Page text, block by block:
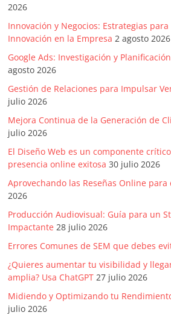
Mercadeo
en
Colombia
|
Revistas
de
Actualidad
en
Colombia
Revista
2026
Innovación y Negocios: Estrategias
Innovación en la Empresa 2 agosto 2026
Google Ads: Investigación y
agosto 2026
Gestión de Relaciones para Impulsar
julio 2026
Mejora Continua de la Generación de
julio 2026
El Diseño Web es un componente
presencia online exitosa 30 julio 2026
Aprovechando las Reseñas Online para
2026
Producción Audiovisual: Guía para un
Impactante 28 julio 2026
Errores Comunes de SEM que debes
¿Quieres aumentar tu visibilidad y
amplia? Usa ChatGPT 27 julio 2026
Midiendo y Optimizando tu
julio 2026